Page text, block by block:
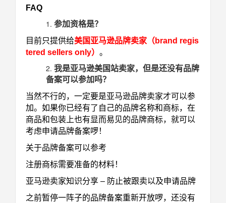
FAQ
参加资格是？
目前只提供给美国亚马逊品牌卖家（ brand regis
tered sellers only） 。
我是亚马逊美国站卖家，但是还没有品牌
备案可以参加吗？
当然不行的，一定要是亚马逊品牌卖家才可以参
加。如果你已经有了自己的品牌名称和商标，在
商品和包装上也有显而易见的品牌商标，就可以
考虑申请品牌备案啰！
关于品牌备案可以参考
注册商标需要准备的材料！
亚马逊卖家知识分享 – 防止被跟卖以及申请品牌
之前暂停一阵子的品牌备案重新开放啰，还没有